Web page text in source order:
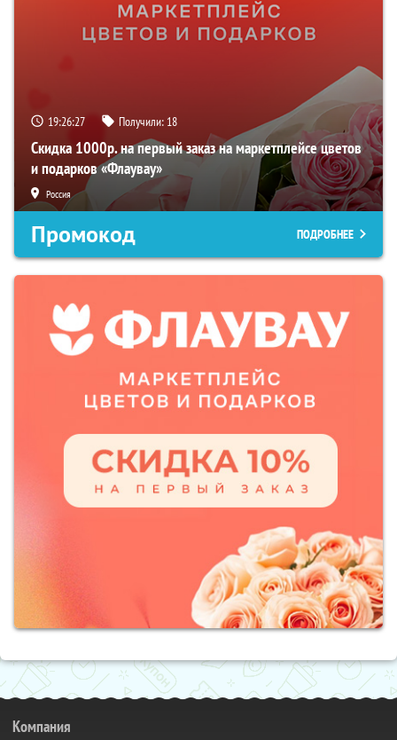
19:26:27 Получили: 18
Скидка 1000р. на первый заказ на маркетплейсе цветов
и подарков «Флаувау»
Россия
Промокод ПОДРОБНЕЕ
Компания